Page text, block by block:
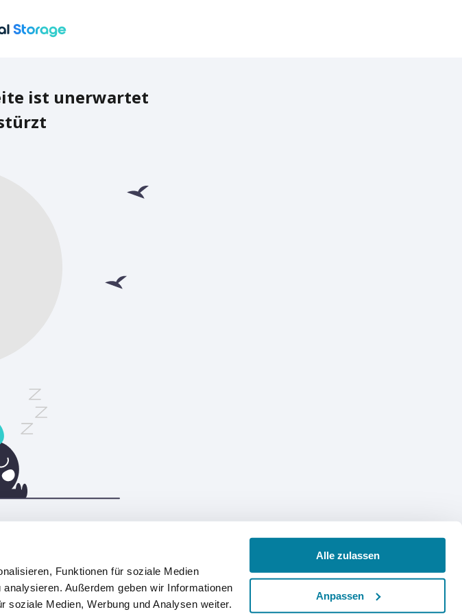
Funktionen für soziale Medien
Außerdem geben wir Informationen
soziale Medien, Werbung und Analysen weiter.
Alle zulassen
Anpassen
ist unerwartet